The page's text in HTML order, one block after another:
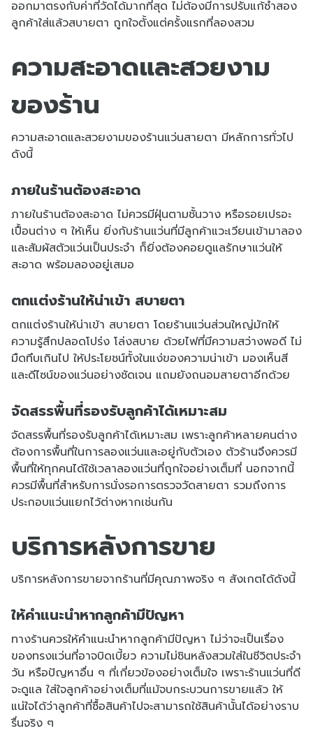
ออกมาตรงกับค่าที่วัดได้มากที่สุด ไม่ต้องมีการปรับแก้ซ้ำสอง
ลูกค้าใส่แล้วสบายตา ถูกใจตั้งแต่ครั้งแรกที่ลองสวม
ความสะอาดและสวยงาม
ของร้าน
ความสะอาดและสวยงามของร้านแว่นสายตา มีหลักการทั่วไป
ดังนี้
ภายในร้านต้องสะอาด
ภายในร้านต้องสะอาด ไม่ควรมีฝุ่นตามชั้นวาง หรือรอยเปรอะ
เปื้อนต่าง ๆ ให้เห็น ยิ่งกับร้านแว่นที่มีลูกค้าแวะเวียนเข้ามาลอง
และสัมผัสตัวแว่นเป็นประจำ ก็ยิ่งต้องคอยดูแลรักษาแว่นให้
สะอาด พร้อมลองอยู่เสมอ
ตกแต่งร้านให้น่าเข้า สบายตา
ตกแต่งร้านให้น่าเข้า สบายตา โดยร้านแว่นส่วนใหญ่มักให้
ความรู้สึกปลอดโปร่ง โล่งสบาย ด้วยไฟที่มีความสว่างพอดี ไม่
มืดทึบเกินไป ให้ประโยชน์ทั้งในแง่ของความน่าเข้า มองเห็นสี
และดีไซน์ของแว่นอย่างชัดเจน แถมยังถนอมสายตาอีกด้วย
จัดสรรพื้นที่รองรับลูกค้าได้เหมาะสม
จัดสรรพื้นที่รองรับลูกค้าได้เหมาะสม เพราะลูกค้าหลายคนต่าง
ต้องการพื้นที่ในการลองแว่นและอยู่กับตัวเอง ตัวร้านจึงควรมี
พื้นที่ให้ทุกคนได้ใช้เวลาลองแว่นที่ถูกใจอย่างเต็มที่ นอกจากนี้
ควรมีพื้นที่สำหรับการนั่งรอการตรวจวัดสายตา รวมถึงการ
ประกอบแว่นแยกไว้ต่างหากเช่นกัน
บริการหลังการขาย
บริการหลังการขายจากร้านที่มีคุณภาพจริง ๆ สังเกตได้ดังนี้
ให้คำแนะนำหากลูกค้ามีปัญหา
ทางร้านควรให้คำแนะนำหากลูกค้ามีปัญหา ไม่ว่าจะเป็นเรื่อง
ของทรงแว่นที่อาจบิดเบี้ยว ความไม่ชินหลังสวมใส่ในชีวิตประจำ
วัน หรือปัญหาอื่น ๆ ที่เกี่ยวข้องอย่างเต็มใจ เพราะร้านแว่นที่ดี
จะดูแล ใส่ใจลูกค้าอย่างเต็มที่แม้จบกระบวนการขายแล้ว ให้
แน่ใจได้ว่าลูกค้าที่ซื้อสินค้าไปจะสามารถใช้สินค้านั้นได้อย่างราบ
รื่นจริง ๆ